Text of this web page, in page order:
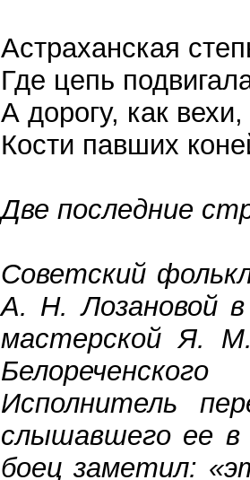
Астраханская
Где цепь
А дорогу, как
Кости павших
Две последние
Советский
А. Н. Лозановой
мастерской Я.
Исполнитель
слышавшего ее в
боец заметил: